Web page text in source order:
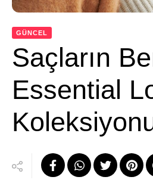
GÜNCEL
Saçların
Essential